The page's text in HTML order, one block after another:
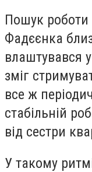
Пошук роботи
Фадєєнка
влаштувався
зміг
все ж
стабільній
від сестри
У такому